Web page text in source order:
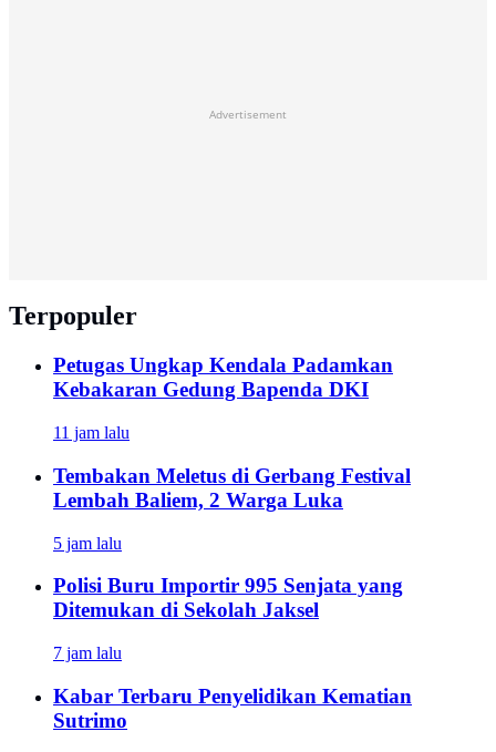
Advertisement
Terpopuler
Petugas Ungkap Kendala Padamkan
Kebakaran Gedung Bapenda DKI
11 jam lalu
Tembakan Meletus di Gerbang Festival
Lembah Baliem, 2 Warga Luka
5 jam lalu
Polisi Buru Importir 995 Senjata yang
Ditemukan di Sekolah Jaksel
7 jam lalu
Kabar Terbaru Penyelidikan Kematian
Sutrimo